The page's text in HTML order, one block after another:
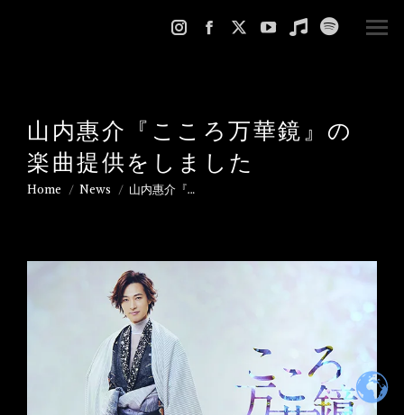
Instagram
new
window
Facebook
new
window
X
new
window
YouTube
new
Music
new
Spotify
new
山内惠介『こころ万華鏡』の
楽曲提供をしました
You are here:
Home News 山内惠介『…